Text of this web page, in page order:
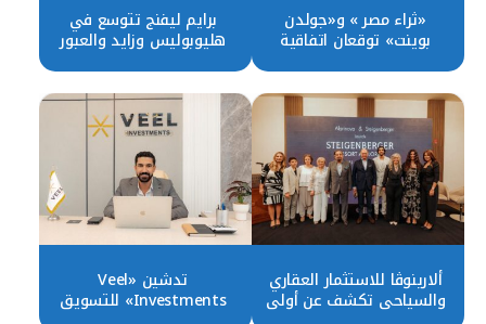
«ثراء مصر » و«جولدن
بوينت» توقعان اتفاقية
برايم ليفنج تتوسع في
هليوبوليس وزايد والعبور
ألارينوڨا للاستثمار العقاري
والسياحي تكشف عن أولي
تدشين «Veel
Investments» للتسويق